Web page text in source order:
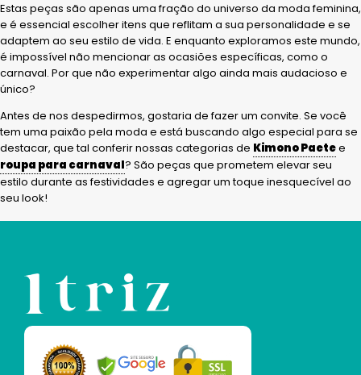
Estas peças são apenas uma fração do universo da moda feminina,
e é essencial escolher itens que reflitam a sua personalidade e se
adaptem ao seu estilo de vida. E enquanto exploramos este mundo,
é impossível não mencionar as ocasiões específicas, como o
carnaval. Por que não experimentar algo ainda mais audacioso e
único?
Antes de nos despedirmos, gostaria de fazer um convite. Se você
tem uma paixão pela moda e está buscando algo especial para se
destacar, que tal conferir nossas categorias de Kimono Paetee
roupa para carnaval? São peças que prometem elevar seu
estilo durante as festividades e agregar um toque inesquecível ao
seu look!